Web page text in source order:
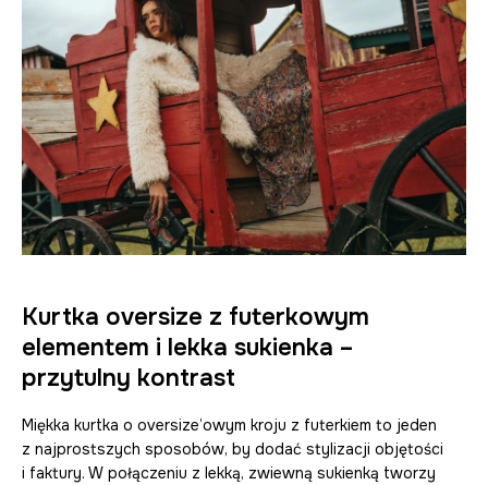
Kurtka oversize z futerkowym
elementem i lekka sukienka –
przytulny kontrast
Miękka kurtka o oversize’owym kroju z futerkiem to jeden
z najprostszych sposobów, by dodać stylizacji objętości
i faktury. W połączeniu z lekką, zwiewną sukienką tworzy